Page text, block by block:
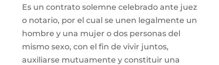
Es un contrato solemne celebrado ante juez
o notario, por el cual se unen legalmente un
hombre y una mujer o dos personas del
mismo sexo, con el fin de vivir juntos,
auxiliarse mutuamente y constituir una